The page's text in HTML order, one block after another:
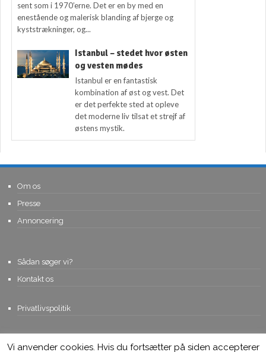
sent som i 1970’erne. Det er en by med en
enestående og malerisk blanding af bjerge og
kyststrækninger, og...
Istanbul – stedet hvor østen
og vesten mødes
Istanbul er en fantastisk
kombination af øst og vest. Det
er det perfekte sted at opleve
det moderne liv tilsat et strejf af
østens mystik.
Om os
Presse
Annoncering
Sådan søger vi?
Kontakt os
Privatlivspolitik
© Copyright 2015, Viviro.com ApS- Alle rettigheder forbeholdes. Vi
Vi anvender cookies. Hvis du fortsætter på siden accepterer